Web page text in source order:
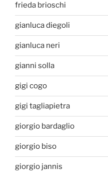
frieda brioschi
gianluca diegoli
gianluca neri
gianni solla
gigi cogo
gigi tagliapietra
giorgio bardaglio
giorgio biso
giorgio jannis